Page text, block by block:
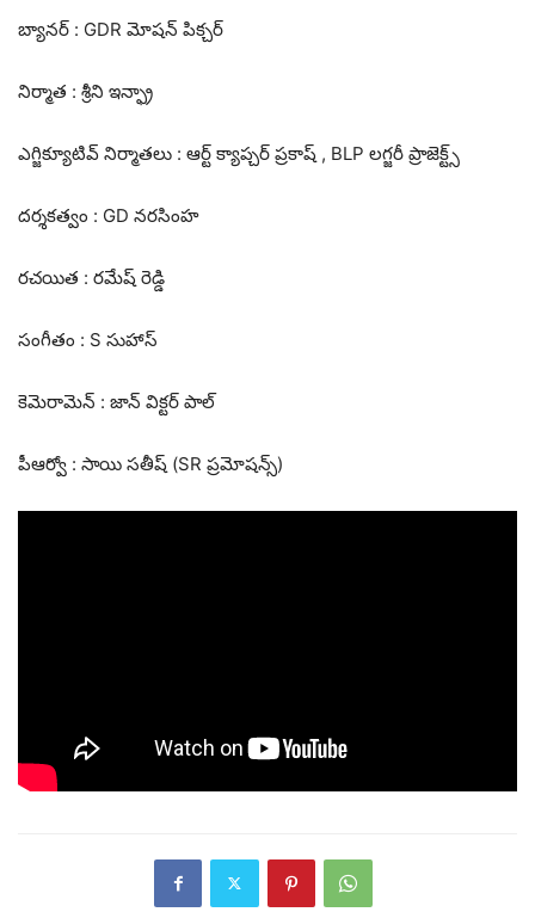
బ్యానర్ : GDR మోషన్ పిక్చర్
నిర్మాత : శ్రీని ఇన్ఫ్రా
ఎగ్జిక్యూటివ్ నిర్మాతలు : ఆర్ట్ క్యాప్చర్ ప్రకాష్ , BLP లగ్జరీ ప్రాజెక్ట్స్
దర్శకత్వం : GD నరసింహ
రచయిత : రమేష్ రెడ్డి
సంగీతం : S సుహాస్
కెమెరామెన్ : జాన్ విక్టర్ పాల్
పీఆర్వో : సాయి సతీష్ (SR ప్రమోషన్స్)